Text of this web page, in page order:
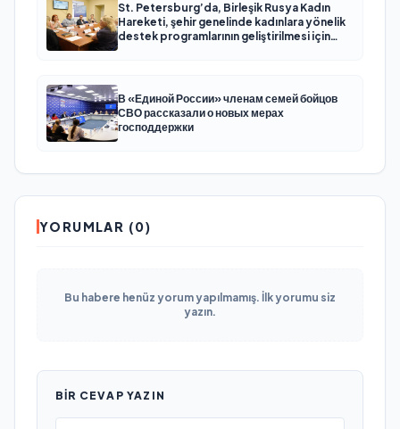
St. Petersburg’da, Birleşik Rusya Kadın
Hareketi, şehir genelinde kadınlara yönelik
destek programlarının geliştirilmesi için
В «Единой России» членам семей бойцов
СВО рассказали о новых мерах
господдержки
YORUMLAR (0)
Bu habere henüz yorum yapılmamış. İlk yorumu siz
yazın.
BIR CEVAP YAZIN